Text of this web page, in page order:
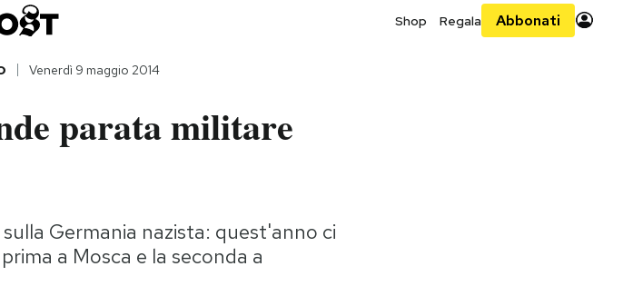
Shop Regala Abbonati
Venerdì 9 maggio 2014
parata militare
Germania nazista: quest'anno ci
a Mosca e la seconda a